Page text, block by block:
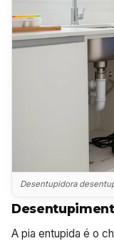
Desentupidora
A pia entupida é o